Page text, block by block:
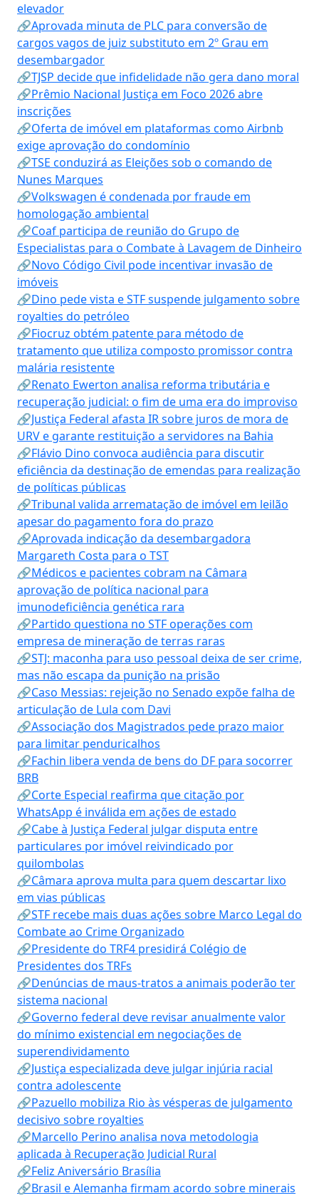
elevador
🔗Aprovada minuta de PLC para conversão de
cargos vagos de juiz substituto em 2º Grau em
desembargador
🔗TJSP decide que infidelidade não gera dano moral
🔗Prêmio Nacional Justiça em Foco 2026 abre
inscrições
🔗Oferta de imóvel em plataformas como Airbnb
exige aprovação do condomínio
🔗TSE conduzirá as Eleições sob o comando de
Nunes Marques
🔗Volkswagen é condenada por fraude em
homologação ambiental
🔗Coaf participa de reunião do Grupo de
Especialistas para o Combate à Lavagem de Dinheiro
🔗Novo Código Civil pode incentivar invasão de
imóveis
🔗Dino pede vista e STF suspende julgamento sobre
royalties do petróleo
🔗Fiocruz obtém patente para método de
tratamento que utiliza composto promissor contra
malária resistente
🔗Renato Ewerton analisa reforma tributária e
recuperação judicial: o fim de uma era do improviso
🔗Justiça Federal afasta IR sobre juros de mora de
URV e garante restituição a servidores na Bahia
🔗Flávio Dino convoca audiência para discutir
eficiência da destinação de emendas para realização
de políticas públicas
🔗Tribunal valida arrematação de imóvel em leilão
apesar do pagamento fora do prazo
🔗Aprovada indicação da desembargadora
Margareth Costa para o TST
🔗Médicos e pacientes cobram na Câmara
aprovação de política nacional para
imunodeficiência genética rara
🔗Partido questiona no STF operações com
empresa de mineração de terras raras
🔗STJ: maconha para uso pessoal deixa de ser crime,
mas não escapa da punição na prisão
🔗Caso Messias: rejeição no Senado expõe falha de
articulação de Lula com Davi
🔗Associação dos Magistrados pede prazo maior
para limitar penduricalhos
🔗Fachin libera venda de bens do DF para socorrer
BRB
🔗Corte Especial reafirma que citação por
WhatsApp é inválida em ações de estado
🔗Cabe à Justiça Federal julgar disputa entre
particulares por imóvel reivindicado por
quilombolas
🔗Câmara aprova multa para quem descartar lixo
em vias públicas
🔗STF recebe mais duas ações sobre Marco Legal do
Combate ao Crime Organizado
🔗Presidente do TRF4 presidirá Colégio de
Presidentes dos TRFs
🔗Denúncias de maus-tratos a animais poderão ter
sistema nacional
🔗Governo federal deve revisar anualmente valor
do mínimo existencial em negociações de
superendividamento
🔗Justiça especializada deve julgar injúria racial
contra adolescente
🔗Pazuello mobiliza Rio às vésperas de julgamento
decisivo sobre royalties
🔗Marcello Perino analisa nova metodologia
aplicada à Recuperação Judicial Rural
🔗Feliz Aniversário Brasília
🔗Brasil e Alemanha firmam acordo sobre minerais